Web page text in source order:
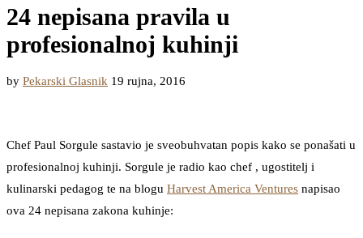
24 nepisana pravila u
profesionalnoj kuhinji
by Pekarski Glasnik 19 rujna, 2016
Chef Paul Sorgule sastavio je sveobuhvatan popis kako se ponašati u
profesionalnoj kuhinji. Sorgule je radio kao chef , ugostitelj i
kulinarski pedagog te na blogu Harvest America Ventures napisao
ova 24 nepisana zakona kuhinje: